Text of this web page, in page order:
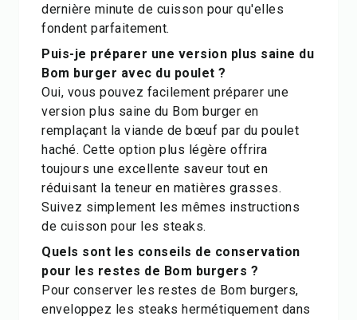
dernière minute de cuisson pour qu'elles
fondent parfaitement.
Puis-je préparer une version plus saine du
Bom burger avec du poulet ?
Oui, vous pouvez facilement préparer une
version plus saine du Bom burger en
remplaçant la viande de bœuf par du poulet
haché. Cette option plus légère offrira
toujours une excellente saveur tout en
réduisant la teneur en matières grasses.
Suivez simplement les mêmes instructions
de cuisson pour les steaks.
Quels sont les conseils de conservation
pour les restes de Bom burgers ?
Pour conserver les restes de Bom burgers,
enveloppez les steaks hermétiquement dans